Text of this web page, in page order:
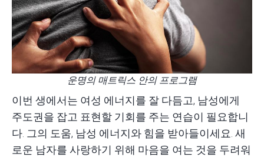
운명의 매트릭스 안의 프로그램
이번 생에서는 여성 에너지를 잘 다듬고, 남성에게
주도권을 잡고 표현할 기회를 주는 연습이 필요합니
다. 그의 도움, 남성 에너지와 힘을 받아들이세요. 새
로운 남자를 사랑하기 위해 마음을 여는 것을 두려워